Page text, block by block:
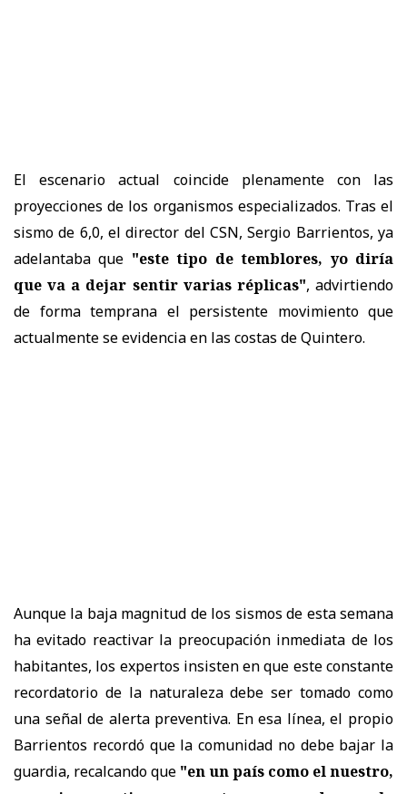
El escenario actual coincide plenamente con las
proyecciones de los organismos especializados. Tras el
sismo de 6,0, el director del CSN, Sergio Barrientos, ya
adelantaba que "este tipo de temblores, yo diría
que va a dejar sentir varias réplicas", advirtiendo
de forma temprana el persistente movimiento que
actualmente se evidencia en las costas de Quintero.
Aunque la baja magnitud de los sismos de esta semana
ha evitado reactivar la preocupación inmediata de los
habitantes, los expertos insisten en que este constante
recordatorio de la naturaleza debe ser tomado como
una señal de alerta preventiva. En esa línea, el propio
Barrientos recordó que la comunidad no debe bajar la
guardia, recalcando que "en un país como el nuestro,